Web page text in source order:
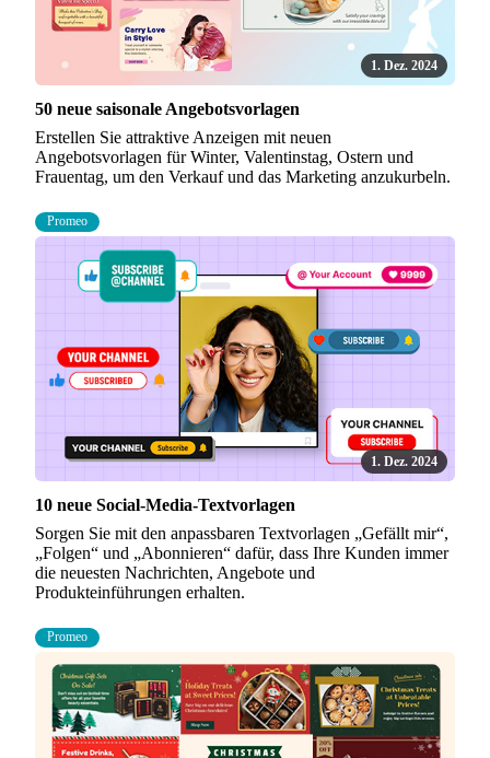
1. Dez. 2024
50 neue saisonale Angebotsvorlagen
Erstellen Sie attraktive Anzeigen mit neuen
Angebotsvorlagen für Winter, Valentinstag, Ostern und
Frauentag, um den Verkauf und das Marketing anzukurbeln.
Promeo
1. Dez. 2024
10 neue Social-Media-Textvorlagen
Sorgen Sie mit den anpassbaren Textvorlagen „Gefällt mir“,
„Folgen“ und „Abonnieren“ dafür, dass Ihre Kunden immer
die neuesten Nachrichten, Angebote und
Produkteinführungen erhalten.
Promeo